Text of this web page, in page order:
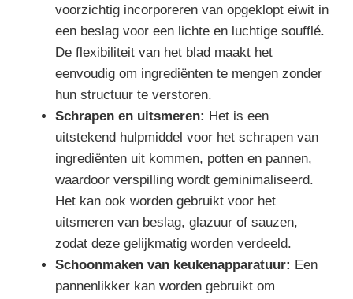
voorzichtig incorporeren van opgeklopt eiwit in
een beslag voor een lichte en luchtige soufflé.
De flexibiliteit van het blad maakt het
eenvoudig om ingrediënten te mengen zonder
hun structuur te verstoren.
Schrapen en uitsmeren: Het is een
uitstekend hulpmiddel voor het schrapen van
ingrediënten uit kommen, potten en pannen,
waardoor verspilling wordt geminimaliseerd.
Het kan ook worden gebruikt voor het
uitsmeren van beslag, glazuur of sauzen,
zodat deze gelijkmatig worden verdeeld.
Schoonmaken van keukenapparatuur: Een
pannenlikker kan worden gebruikt om